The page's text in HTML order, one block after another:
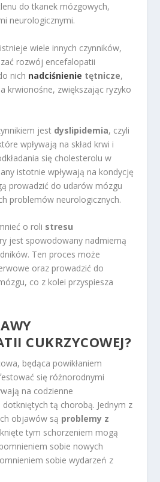
do tkanek mózgowych,
neurologicznymi.
wiele innych czynników,
rozwój encefalopatii
nich nadciśnienie tętnicze,
krwionośne, zwiększając ryzyko
jest dyslipidemia, czyli
wpływają na skład krwi i
się cholesterolu w
istotnie wpływają na kondycję
prowadzić do udarów mózgu
problemów neurologicznych.
o roli stresu
jest spowodowany nadmierną
Ten proces może
oraz prowadzić do
co z kolei przyspiesza
CUKRZYCOWEJ?
będąca powikłaniem
się różnorodnymi
na codzienne
tą chorobą. Jednym z
objawów są problemy z
tym schorzeniem mogą
sobie nowych
sobie wydarzeń z